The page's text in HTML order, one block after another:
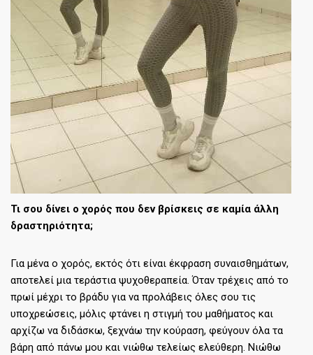
Τι σου δίνει ο χορός που δεν βρίσκεις σε καμία άλλη
δραστηριότητα;
Για μένα ο χορός, εκτός ότι είναι έκφραση συναισθημάτων,
αποτελεί μια τεράστια ψυχοθεραπεία. Όταν τρέχεις από το
πρωί μέχρι το βράδυ για να προλάβεις όλες σου τις
υποχρεώσεις, μόλις φτάνει η στιγμή του μαθήματος και
αρχίζω να διδάσκω, ξεχνάω την κούραση, φεύγουν όλα τα
βάρη από πάνω μου και νιώθω τελείως ελεύθερη. Νιώθω